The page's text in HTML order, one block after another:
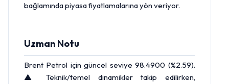
bağlamında piyasa fiyatlamalarına yön veriyor.
Uzman Notu
Brent Petrol için güncel seviye 98.4900 (%2.59).
▲ Teknik/temel dinamikler takip edilirken,